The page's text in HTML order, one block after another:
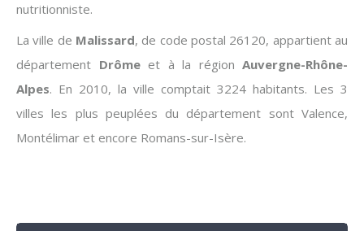
nutritionniste.
La ville de Malissard, de code postal 26120, appartient au
département Drômeet à la région Auvergne-Rhône-
Alpes. En 2010, la ville comptait 3224 habitants. Les 3
villes les plus peuplées du département sont Valence,
Montélimar et encore Romans-sur-Isère.